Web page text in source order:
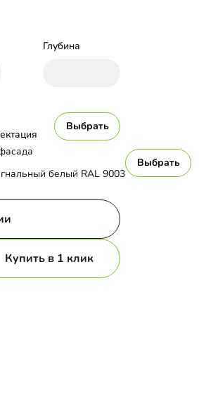
Глубина
белый RAL 9003
Выбрать
Выбрать
Купить в 1 клик